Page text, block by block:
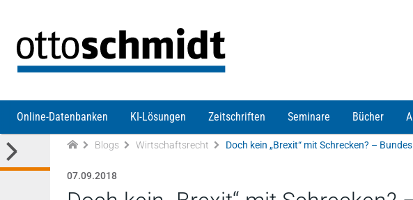
Online-Datenbanken KI-Lösungen Zeitschriften Seminare Bücher
Blogs Wirtschaftsrecht
07.09.2018